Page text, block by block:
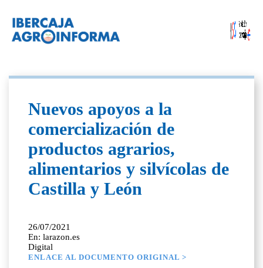
Nuevos apoyos a la
comercialización de
productos agrarios,
alimentarios y silvícolas de
Castilla y León
26/07/2021
En: larazon.es
Digital
ENLACE AL DOCUMENTO ORIGINAL >